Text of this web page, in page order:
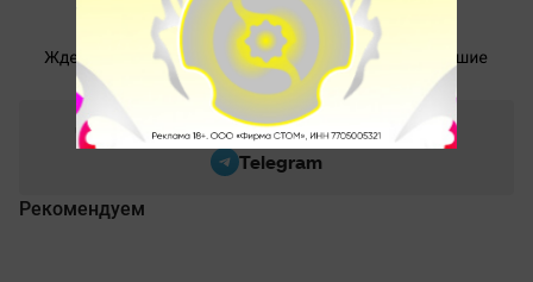
Читайте новости Игр в любимой соцсети
Telegram
Рекомендуем